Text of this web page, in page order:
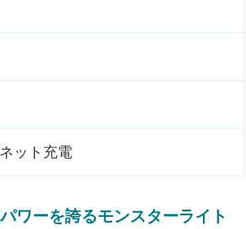
ット充電
ワーを誇るモンスターライト